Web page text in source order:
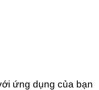
ứng dụng của bạn